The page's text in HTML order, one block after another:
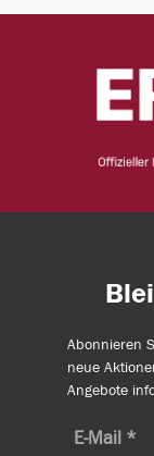
Abonnieren
neue
Angebote